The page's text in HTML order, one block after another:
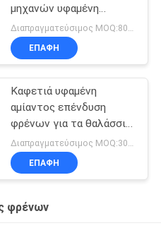
μηχανών υφαμένη
βαρούλκο φρένων ζώνη
φρένων επένδυσης
υλική
ΕΠΑΦΉ
Καφετιά υφαμένη
αμίαντος επένδυση
φρένων για τα θαλάσσια
μηχανήματα κατασκευής
ΕΠΑΦΉ
φρένων